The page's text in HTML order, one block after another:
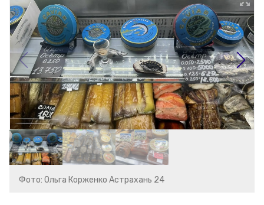
Фото: Ольга Корженко Астрахань 24